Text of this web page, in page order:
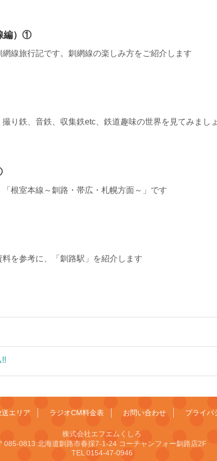
編）①
線旅行記です。釧網線の楽しみ方をご紹介します
り鉄、音鉄、収集鉄etc、鉄道趣味の世界を見てみまし
根室本線～釧路・帯広・札幌方面～」です
を参考に、「釧路駅」を紹介します
送エリア ラジオCM料金表 お問い合わせ プライバ
株式会社エフエムくしろ
085-0813 北海道釧路市春採7-1-24 コーチャンフォー釧路店2F
TEL 0154-47-0946